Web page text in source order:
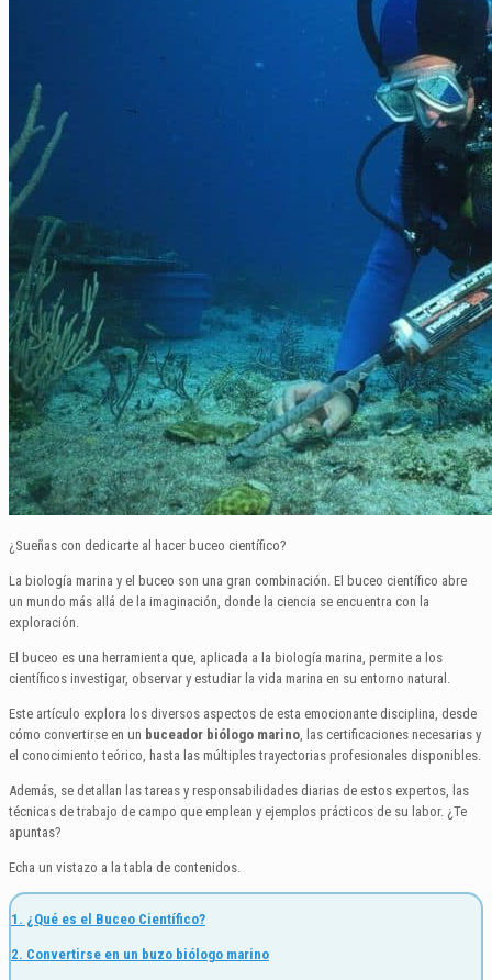
¿Sueñas con dedicarte al hacer buceo científico?
La biología marina y el buceo son una gran combinación. El buceo científico abre
un mundo más allá de la imaginación, donde la ciencia se encuentra con la
exploración.
El buceo es una herramienta que, aplicada a la biología marina, permite a los
científicos investigar, observar y estudiar la vida marina en su entorno natural.
Este artículo explora los diversos aspectos de esta emocionante disciplina, desde
cómo convertirse en un buceador biólogo marino, las certificaciones necesarias y
el conocimiento teórico, hasta las múltiples trayectorias profesionales disponibles.
Además, se detallan las tareas y responsabilidades diarias de estos expertos, las
técnicas de trabajo de campo que emplean y ejemplos prácticos de su labor. ¿Te
apuntas?
Echa un vistazo a la tabla de contenidos.
1. ¿Qué es el Buceo Científico?
2. Convertirse en un buzo biólogo marino